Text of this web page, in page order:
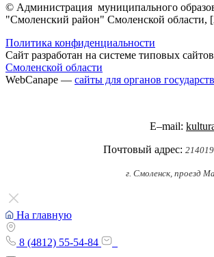
© Администрация муниципального
"Смоленский район" Смоленской области,
Политика конфиденциальности
Сайт разработан на системе типовых сайтов
Смоленской области
WebCanape — сайты для органов
E–mail:
Почтовый адрес:
г. Смоленск, проезд
На главную
8 (4812) 55-54-84